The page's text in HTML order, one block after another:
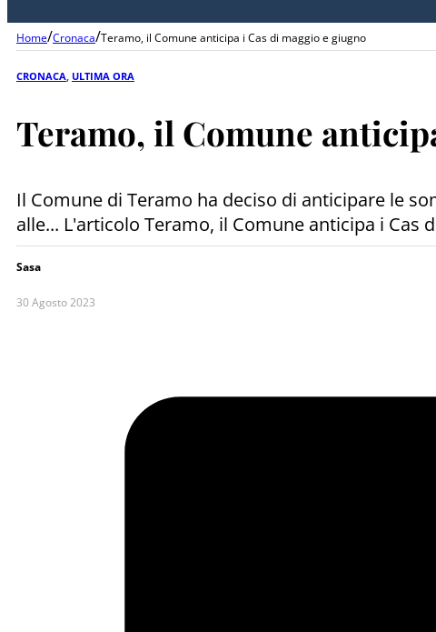
Home/Cronaca/Teramo, il Comune anticipa i Cas di maggio e giugno
CRONACA ULTIMA ORA
Teramo, il Comune
Il Comune di Teramo ha deciso di anticipare le
alle... L'articolo Teramo, il Comune anticipa i Cas
Sasa
30 Agosto 2023